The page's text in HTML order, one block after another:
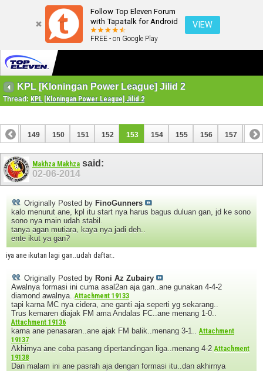
Follow Top Eleven Forum
with Tapatalk for Android
FREE - on Google Play
VIEW
KPL [Kloningan Power League] Jilid 2
Thread: KPL [Kloningan Power League] Jilid 2
148 149 150 151 152 153 154 155 156 157 158
168
Makhza Makhza said:
02-06-2014
Originally Posted by FinoGunners
kalo menurut ane, kpl itu start nya harus bagus duluan gan, jd ke sono
sono nya main udah stabil.
tanya agan mutiara, kaya nya jadi deh..
ente ikut ya gan?
iya ane ikutan lagi gan..udah daftar..
Originally Posted by Roni Az Zubairy
Awalnya formasi ini cuma asal2an aja gan..ane gunakan 4-4-2
diamond awalnya.. Attachment 19133
tapi karna MC nya cidera, ane ganti aja seperti yg sekarang..
Trus kemaren diajak FM ama Andalas FC..ane menang 1-0..
Attachment 19136
karna ane penasaran..ane ajak FM balik..menang 3-1.. Attachment
19137
Akhirnya ane coba pasang dipertandingan liga..menang 4-2 Attachment
19138
Dan malam ini ane pasrah aja dengan formasi itu..dan akhirnya